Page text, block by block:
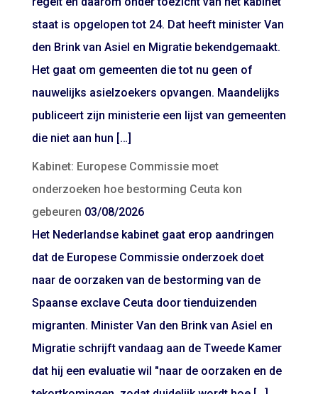
staat is opgelopen tot 24. Dat heeft minister Van
den Brink van Asiel en Migratie bekendgemaakt.
Het gaat om gemeenten die tot nu geen of
nauwelijks asielzoekers opvangen. Maandelijks
publiceert zijn ministerie een lijst van gemeenten
die niet aan hun […]
Kabinet: Europese Commissie moet
onderzoeken hoe bestorming Ceuta kon
gebeuren 03/08/2026
Het Nederlandse kabinet gaat erop aandringen
dat de Europese Commissie onderzoek doet
naar de oorzaken van de bestorming van de
Spaanse exclave Ceuta door tienduizenden
migranten. Minister Van den Brink van Asiel en
Migratie schrijft vandaag aan de Tweede Kamer
dat hij een evaluatie wil "naar de oorzaken en de